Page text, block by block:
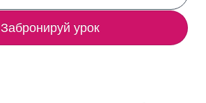
Забронируй урок